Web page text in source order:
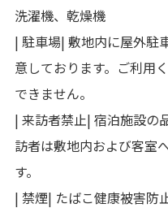
洗濯機、乾燥機
| 駐車場| 敷地内に屋外駐
意しております。ご利用
できません。
| 来訪者禁止| 宿泊施設の
訪者は敷地内および客室
す。
| 禁煙| たばこ健康被害防